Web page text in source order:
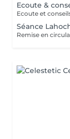
Ecoute &
Séance